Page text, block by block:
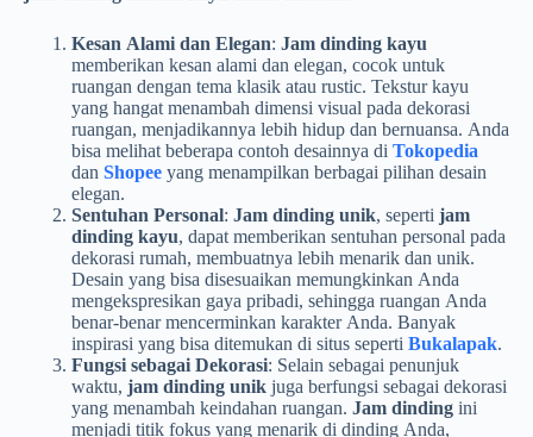
Kesan Alami dan Elegan: Jam dinding kayu
memberikan kesan alami dan elegan, cocok untuk
ruangan dengan tema klasik atau rustic. Tekstur kayu
yang hangat menambah dimensi visual pada dekorasi
ruangan, menjadikannya lebih hidup dan bernuansa. Anda
bisa melihat beberapa contoh desainnya di Tokopedia
dan Shopee yang menampilkan berbagai pilihan desain
elegan.
Sentuhan Personal: Jam dinding unik, seperti jam
dinding kayu, dapat memberikan sentuhan personal pada
dekorasi rumah, membuatnya lebih menarik dan unik.
Desain yang bisa disesuaikan memungkinkan Anda
mengekspresikan gaya pribadi, sehingga ruangan Anda
benar-benar mencerminkan karakter Anda. Banyak
inspirasi yang bisa ditemukan di situs seperti Bukalapak.
Fungsi sebagai Dekorasi: Selain sebagai penunjuk
waktu, jam dinding unik juga berfungsi sebagai dekorasi
yang menambah keindahan ruangan. Jam dinding ini
menjadi titik fokus yang menarik di dinding Anda,